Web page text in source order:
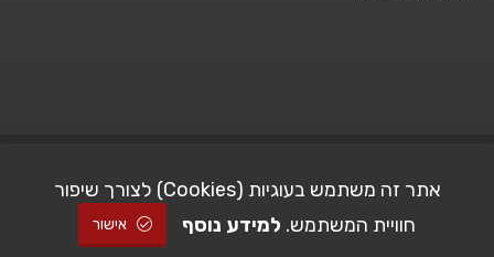
© All Rights Reserved | STUDIO101| Picshare.co.il - כל הזכויות שמורות
אתר זה משתמש בעוגיות (Cookies) לצורך שיפור
חוויית המשתמש. למידע נוסף